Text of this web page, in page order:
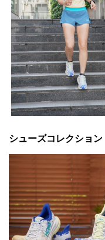
シューズコレクション